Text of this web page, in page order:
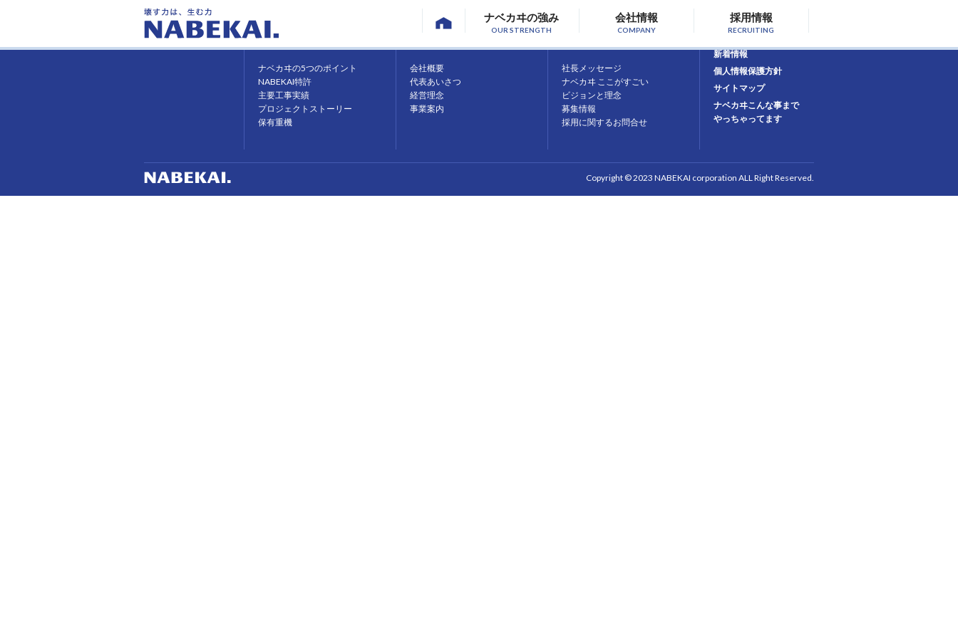
ナベカヰの強み
OUR STRENGTH
会社情報
COMPANY
採用情報
RECRUITING
ホーム ナベカヰの強み
ナベカヰの5つのポイント
NABEKAI特許
主要工事実績
プロジェクトストーリー
保有重機
会社概要
代表あいさつ
経営理念
事業案内
社長メッセージ
ナベカヰ ここがすごい
ビジョンと理念
募集情報
採用に関するお問合せ
新着情報
個人情報保護方針
サイトマップ
ナベカヰこんな事まで
やっちゃってます
Copyright © 2023 NABEKAI corporation ALL Right Reserved.